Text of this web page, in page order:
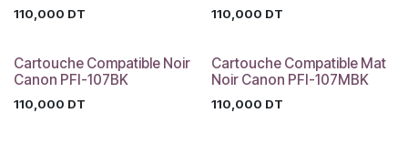
110,000 DT 110,000 DT
Cartouche Compatible Noir
Canon PFI-107BK
110,000 DT
Cartouche Compatible Mat
Noir Canon PFI-107MBK
110,000 DT